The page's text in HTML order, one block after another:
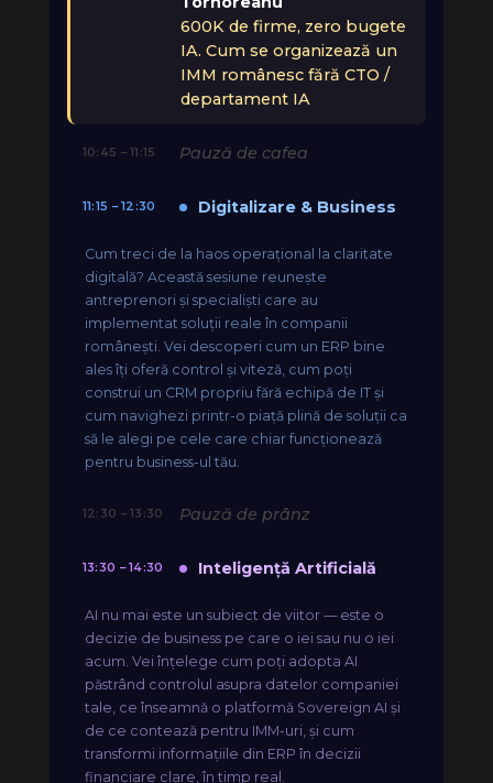
600K de firme, zero bugete
IA. Cum se organizează un
IMM românesc fără CTO /
departament IA
10:45 – 11:15 Pauză de cafea
11:15 – 12:30 Digitalizare & Business
Cum treci de la haos operațional la claritate
digitală? Această sesiune reunește
antreprenori și specialiști care au
implementat soluții reale în companii
românești. Vei descoperi cum un ERP bine
ales îți oferă control și viteză, cum poți
construi un CRM propriu fără echipă de IT și
cum navighezi printr-o piață plină de soluții ca
să le alegi pe cele care chiar funcționează
pentru business-ul tău.
12:30 – 13:30 Pauză de prânz
13:30 – 14:30 Inteligență Artificială
AI nu mai este un subiect de viitor — este o
decizie de business pe care o iei sau nu o iei
acum. Vei înțelege cum poți adopta AI
păstrând controlul asupra datelor companiei
tale, ce înseamnă o platformă Sovereign AI și
de ce contează pentru IMM-uri, și cum
transformi informațiile din ERP în decizii
financiare clare, în timp real.